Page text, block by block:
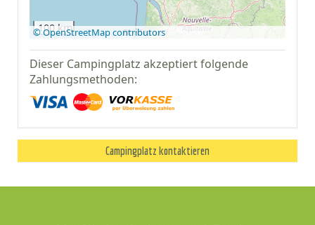
anzeigen
100 km
© OpenStreetMap contributors
Dieser Campingplatz akzeptiert folgende
Zahlungsmethoden:
Campingplatz kontaktieren